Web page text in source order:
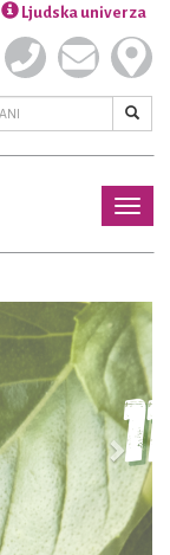
Ljudska univerza
Next